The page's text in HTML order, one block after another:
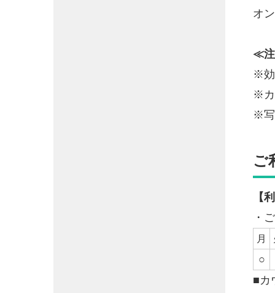
オ
≪
※効
※カ
※写
ご
【
・
月
○
■カ